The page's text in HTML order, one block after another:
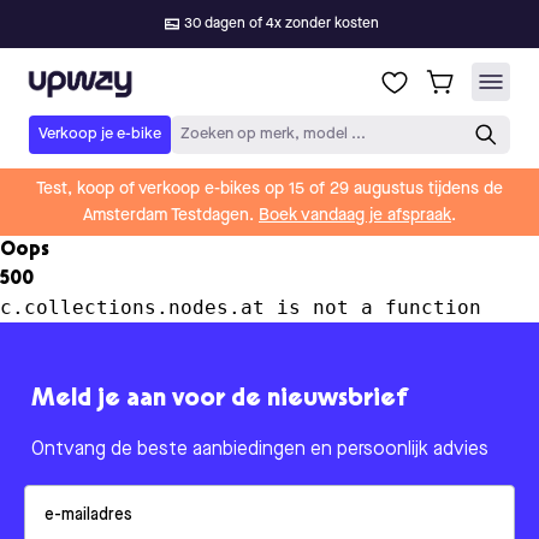
30 dagen of 4x zonder kosten
Upway
Verkoop je e-bike Zoeken op merk, model ...
Test, koop of verkoop e-bikes op 15 of 29 augustus tijdens de
Amsterdam Testdagen. Boek vandaag je afspraak.
Oops
500
c.collections.nodes.at is not a function
Meld je aan voor de nieuwsbrief
Ontvang de beste aanbiedingen en persoonlijk advies